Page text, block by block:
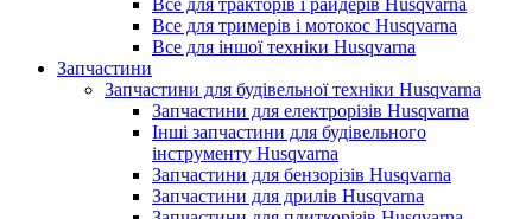
Все для тракторів і райдерів Husqvarna
Все для тримерів і мотокос Husqvarna
Все для іншої техніки Husqvarna
Запчастини
Запчастини для будівельної техніки Husqvarna
Запчастини для електрорізів Husqvarna
Інші запчастини для будівельного
інструменту Husqvarna
Запчастини для бензорізів Husqvarna
Запчастини для дрилів Husqvarna